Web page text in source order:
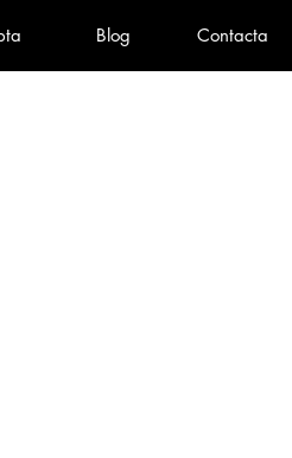
Blog Contacta